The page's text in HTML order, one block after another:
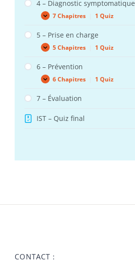
4 – Diagnostic symptomatique
Expand
4
Diagnostic
7 Chapitres 1 Quiz
5 – Prise en charge
Expand
5
Prise
charge
5 Chapitres 1 Quiz
6 – Prévention
Expand
6
Prévention
6 Chapitres 1 Quiz
7 – Évaluation
IST – Quiz final
CONTACT :